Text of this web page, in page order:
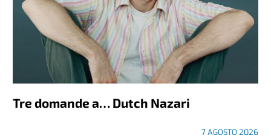
Tre domande a… Dutch Nazari
7 AGOSTO 2026